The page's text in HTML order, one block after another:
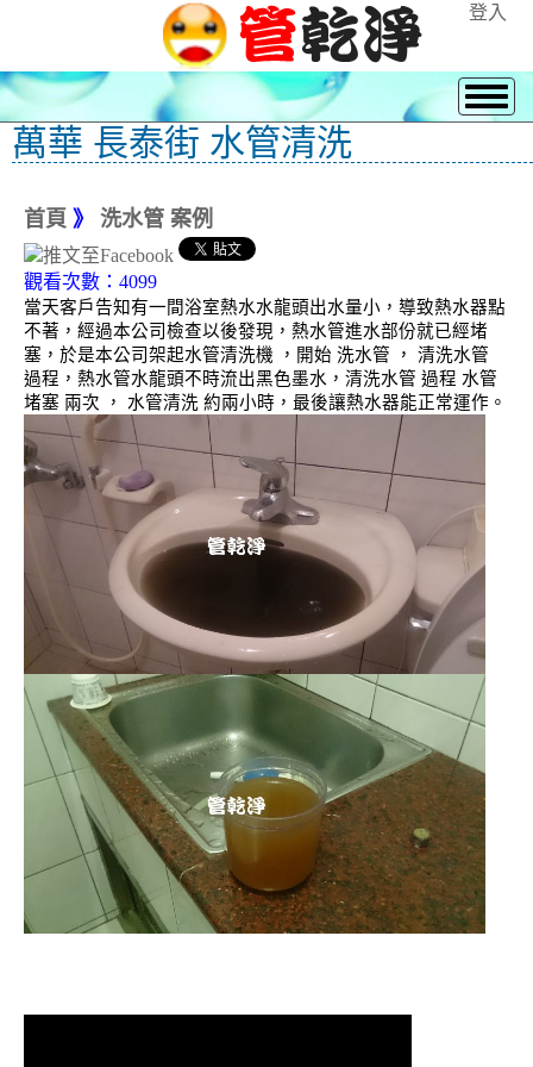
登入
萬華 長泰街 水管清洗
首頁 》 洗水管 案例
觀看次數：4099
當天客戶告知有一間浴室熱水水龍頭出水量小，導致熱水器點
不著，經過本公司檢查以後發現，熱水管進水部份就已經堵
塞，於是本公司架起水管清洗機 ，開始 洗水管 ， 清洗水管
過程，熱水管水龍頭不時流出黑色墨水，清洗水管 過程 水管
堵塞 兩次 ， 水管清洗 約兩小時，最後讓熱水器能正常運作。